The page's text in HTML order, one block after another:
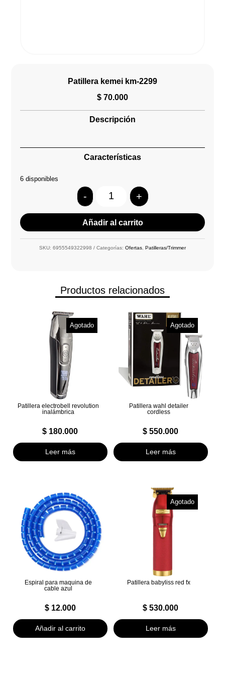
Patillera kemei km-2299
$ 70.000
Descripción
Características
6 disponibles
Quantity
- +
Añadir al carrito
SKU: 6955549322998 Categorías: Ofertas Patilleras/Trimmer
Productos relacionados
Agotado
Patillera electrobell revolution
inalámbrica
$ 180.000
Leer más
Agotado
Patillera wahl detailer
cordless
$ 550.000
Leer más
Espiral para maquina de
cable azul
$12.000
Añadir al carrito
Agotado
Patillera babyliss red fx
$ 530.000
Leer más